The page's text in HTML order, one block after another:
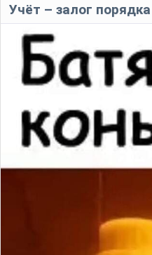
Учёт – залог порядка